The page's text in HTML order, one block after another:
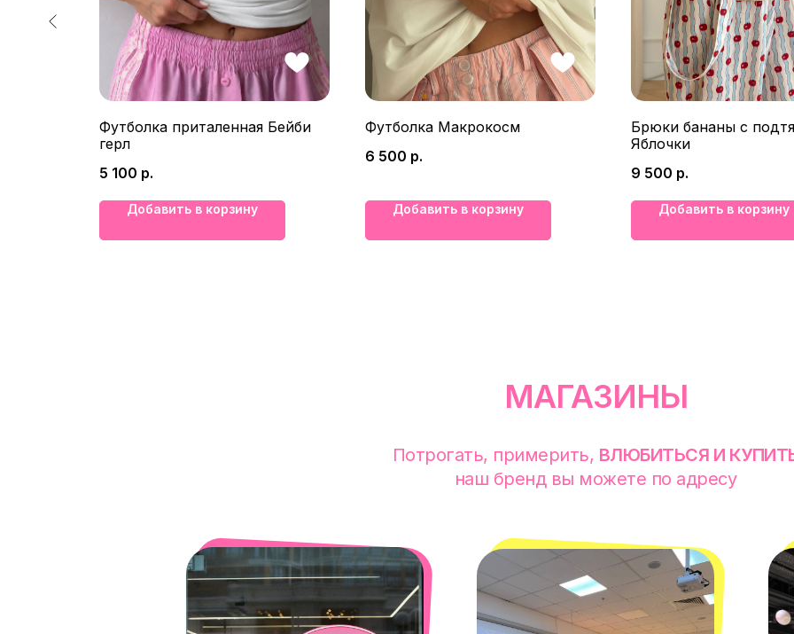
Футболка приталенная Бейби
герл
5 100 р.
Добавить в корзину
Футболка Макрокосм
6 500 р.
Добавить в корзину
Брюки бананы с
Яблочки
9 500 р.
Добавить в корзину
МАГАЗИНЫ
Потрогать, примерить, ВЛЮБИТЬСЯ И
наш бренд вы можете по адресу